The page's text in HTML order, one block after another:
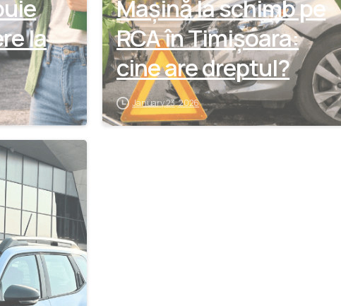
la
Mașină la schimb pe
RCA în Timișoara:
cine are dreptul?
January 23, 2026